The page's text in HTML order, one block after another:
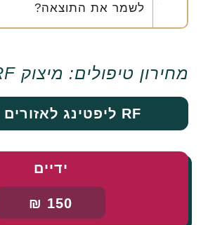
לשמר את התוצאה?
מחירון טיפולים: מיצוק RF
RF ליפטינג לאזורים שונים
ידיים
150 ₪